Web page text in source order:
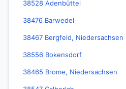
38528 Adenbüttel
38476 Barwedel
38467 Bergfeld, Niedersachsen
38556 Bokensdorf
38465 Brome, Niedersachsen